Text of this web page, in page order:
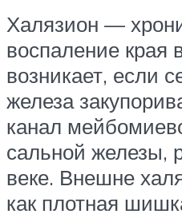
Халязион —
воспаление края
возникает, если
железа
канал
сальной железы,
веке. Внешне
как плотная